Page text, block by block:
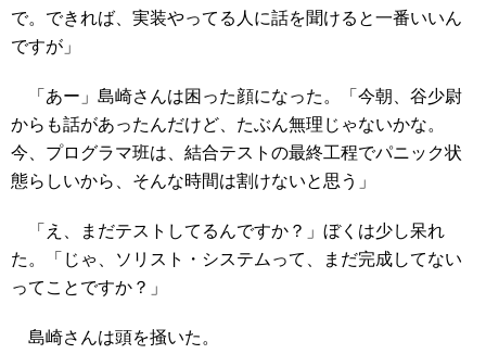
で。できれば、実装やってる人に話を聞けると一番いいん
ですが」
「あー」島崎さんは困った顔になった。「今朝、谷少尉
からも話があったんだけど、たぶん無理じゃないかな。
今、プログラマ班は、結合テストの最終工程でパニック状
態らしいから、そんな時間は割けないと思う」
「え、まだテストしてるんですか？」ぼくは少し呆れ
た。「じゃ、ソリスト・システムって、まだ完成してない
ってことですか？」
島崎さんは頭を掻いた。